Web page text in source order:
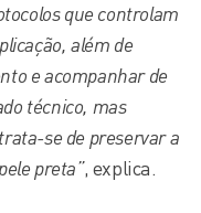
que controlam
além de
e acompanhar de
técnico, mas
se de preservar a
preta”, explica.